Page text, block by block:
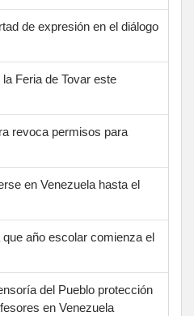
de expresión en el diálogo
Feria de Tovar este
revoca permisos para
en Venezuela hasta el
año escolar comienza el
del Pueblo protección
en Venezuela